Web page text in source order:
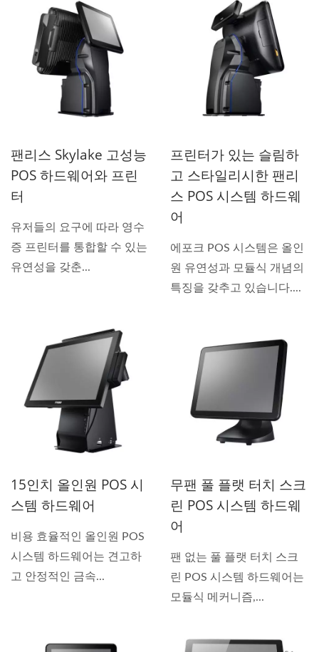
팬리스 Skylake 고성능
POS 하드웨어와 프린
터
유저들의 요구에 따라 영수
증 프린터를 통합할 수 있는
유연성을 갖춘...
프린터가 있는 슬림하
고 스타일리시한 팬리
스 POS 시스템 하드웨
어
에포크 POS 시스템은 올인
원 유연성과 모듈식 개념의
특징을 갖추고 있습니다....
15인치 올인원 POS 시
스템 하드웨어
비용 효율적인 올인원 POS
시스템 하드웨어는 견고하
고 안정적인 금속...
무팬 풀 플랫 터치 스크
린 POS 시스템 하드웨
어
팬 없는 풀 플랫 터치 스크
린 POS 시스템 하드웨어는
모듈식 메커니즘,...